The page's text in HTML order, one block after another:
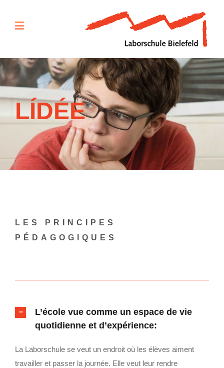
LÍDÉE
LES PRINCIPES
PÉDAGOGIQUES
L’école vue comme un espace de vie
quotidienne et d’expérience:
La Laborschule se veut un endroit où les élèves aiment
travailler et passer la journée. Elle veut leur rendre